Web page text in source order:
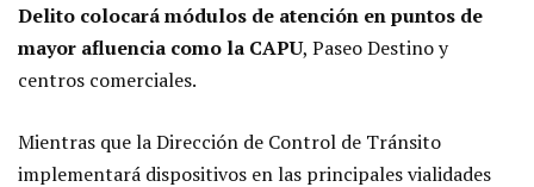
Delito colocará módulos de atención en puntos de
mayor afluencia como la CAPU, Paseo Destino y
centros comerciales.
Mientras que la Dirección de Control de Tránsito
implementará dispositivos en las principales vialidades